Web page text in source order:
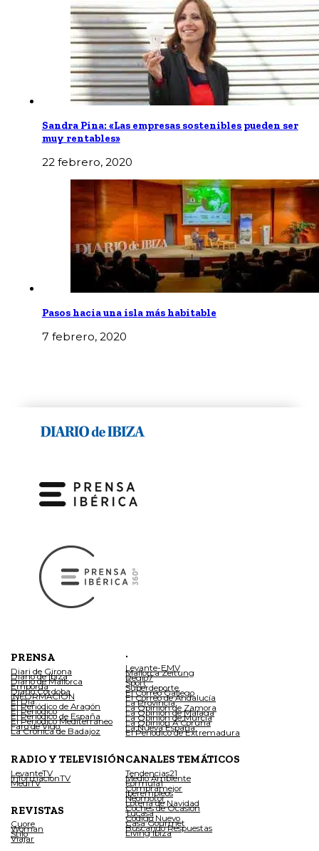
Sandra Pina: «Las empresas sostenibles pueden ser
muy rentables»
22 febrero, 2020
Pasos hacia una isla más habitable
7 febrero, 2020
PRENSA
Diari de Girona
Diario de Ibiza
Diario de Mallorca
Empordà
Diario Córdoba
INFORMACIÓN
El Día
El Periódico de Aragón
El Periódico
El Periódico de España
El Periódico Mediterráneo
Faro de Vigo
La Crónica de Badajoz
.
Levante-EMV
Mallorca Zeitung
Regio7
Sport
Superdeporte
El Correo Gallego
El Correo de Andalucía
La Provincia
La Opinión de Zamora
La Opinión de Málaga
La Opinión de Murcia
La Opinión A Coruña
La Nueva España
El Periódico de Extremadura
RADIO Y TELEVISIÓN
LevanteTV
InformacionTV
MediTV
REVISTAS
Cuore
Woman
Stilo
Viajar
CANALES TEMÁTICOS
Tendencias21
Medio Ambiente
Fórmula1
Compramejor
Iberempleos
Neomotor
Lotería de Navidad
Coches de Ocasión
Tucasa
Código Nuevo
Casa Gourmet
Buscando Respuestas
Living Ibiza